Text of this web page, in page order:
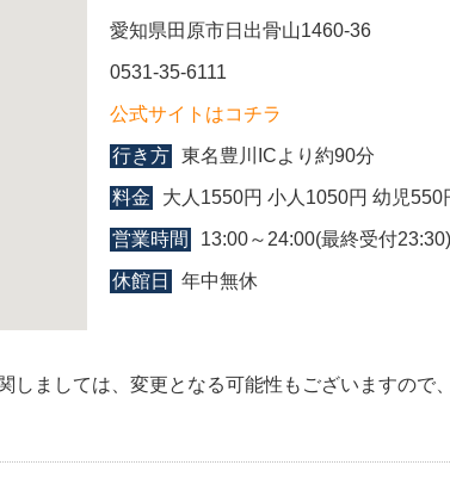
愛知県田原市日出骨山1460-36
0531-35-6111
公式サイトはコチラ
行き方 東名豊川ICより約90分
料金 大人1550円 小人1050円 幼児550
営業時間 13:00～24:00(最終受付23:30)
休館日 年中無休
しましては、変更となる可能性もございますので